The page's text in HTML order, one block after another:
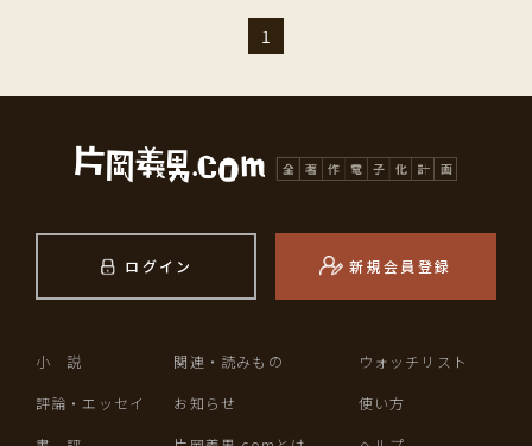
1
ログイン 新規会員登録
小 説
評論・エッセイ
関連・読みもの
お知らせ
ウォッチリスト
使い方